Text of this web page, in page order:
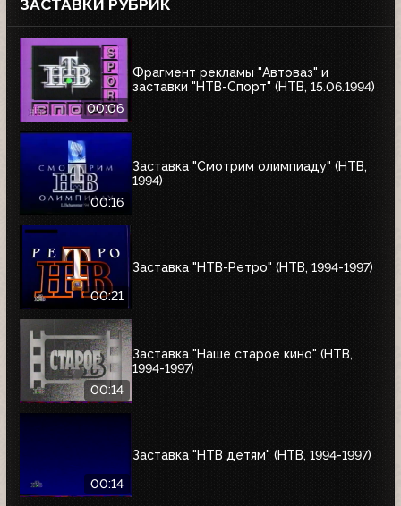
ЗАСТАВКИ РУБРИК
00:06
Фрагмент рекламы "Автоваз" и
заставки "НТВ-Спорт" (НТВ, 15.06.1994)
00:16
Заставка "Смотрим олимпиаду" (НТВ,
1994)
00:21
Заставка "НТВ-Ретро" (НТВ, 1994-1997)
00:14
Заставка "Наше старое кино" (НТВ,
1994-1997)
00:14
Заставка "НТВ детям" (НТВ, 1994-1997)